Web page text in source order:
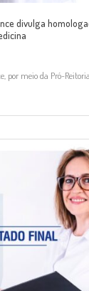
divulga
por meio da Pró-